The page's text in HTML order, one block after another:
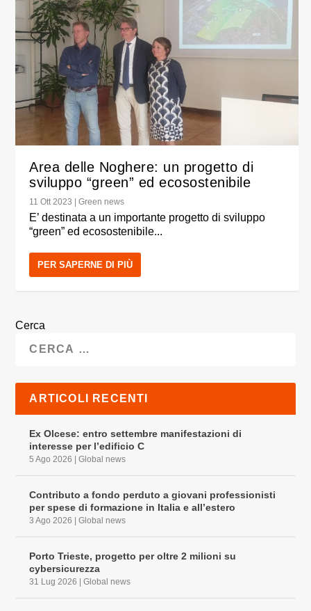
Area delle Noghere: un progetto di
sviluppo “green” ed ecosostenibile
11 Ott 2023 |Green news
E’ destinata a un importante progetto di sviluppo
“green” ed ecosostenibile...
PER SAPERNE DI PIÙ
Cerca
ARTICOLI RECENTI
Ex Olcese: entro settembre manifestazioni di
interesse per l’edificio C
5 Ago 2026 |Global news
Contributo a fondo perduto a giovani professionisti
per spese di formazione in Italia e all’estero
3 Ago 2026 |Global news
Porto Trieste, progetto per oltre 2 milioni su
cybersicurezza
31 Lug 2026 |Global news